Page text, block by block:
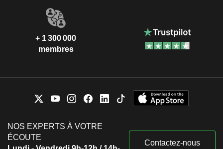
+ 1 300 000
membres
NOS EXPERTS À VOTRE
ÉCOUTE
Contactez-nous